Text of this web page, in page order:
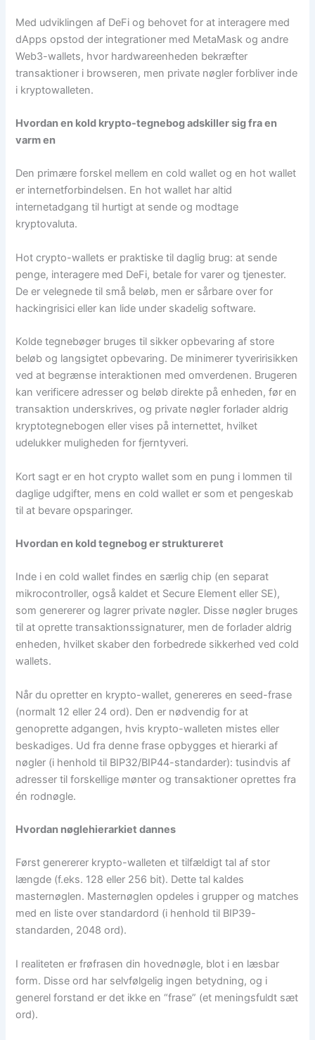
Med udviklingen af ​​DeFi og behovet for at interagere med
dApps opstod der integrationer med MetaMask og andre
Web3-wallets, hvor hardwareenheden bekræfter
transaktioner i browseren, men private nøgler forbliver inde
i kryptowalleten.
Hvordan en kold krypto-tegnebog adskiller sig fra en
varm en
Den primære forskel mellem en cold wallet og en hot wallet
er internetforbindelsen. En hot wallet har altid
internetadgang til hurtigt at sende og modtage
kryptovaluta.
Hot crypto-wallets er praktiske til daglig brug: at sende
penge, interagere med DeFi, betale for varer og tjenester.
De er velegnede til små beløb, men er sårbare over for
hackingrisici eller kan lide under skadelig software.
Kolde tegnebøger bruges til sikker opbevaring af store
beløb og langsigtet opbevaring. De minimerer tyveririsikken
ved at begrænse interaktionen med omverdenen. Brugeren
kan verificere adresser og beløb direkte på enheden, før en
transaktion underskrives, og private nøgler forlader aldrig
kryptotegnebogen eller vises på internettet, hvilket
udelukker muligheden for fjerntyveri.
Kort sagt er en hot crypto wallet som en pung i lommen til
daglige udgifter, mens en cold wallet er som et pengeskab
til at bevare opsparinger.
Hvordan en kold tegnebog er struktureret
Inde i en cold wallet findes en særlig chip (en separat
mikrocontroller, også kaldet et Secure Element eller SE),
som genererer og lagrer private nøgler. Disse nøgler bruges
til at oprette transaktionssignaturer, men de forlader aldrig
enheden, hvilket skaber den forbedrede sikkerhed ved cold
wallets.
Når du opretter en krypto-wallet, genereres en seed-frase
(normalt 12 eller 24 ord). Den er nødvendig for at
genoprette adgangen, hvis krypto-walleten mistes eller
beskadiges. Ud fra denne frase opbygges et hierarki af
nøgler (i henhold til BIP32/BIP44-standarder): tusindvis af
adresser til forskellige mønter og transaktioner oprettes fra
én rodnøgle.
Hvordan nøglehierarkiet dannes
Først genererer krypto-walleten et tilfældigt tal af stor
længde (f.eks. 128 eller 256 bit). Dette tal kaldes
masternøglen. Masternøglen opdeles i grupper og matches
med en liste over standardord (i henhold til BIP39-
standarden, 2048 ord).
I realiteten er frøfrasen din hovednøgle, blot i en læsbar
form. Disse ord har selvfølgelig ingen betydning, og i
generel forstand er det ikke en “frase” (et meningsfuldt sæt
ord).